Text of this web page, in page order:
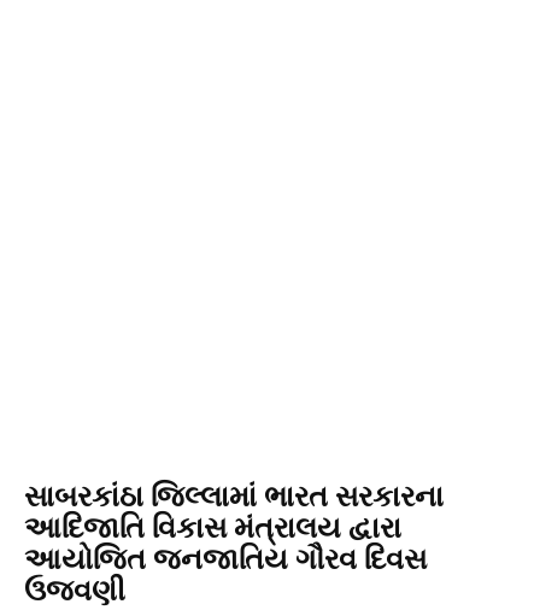
સાબરકાંઠા જિલ્લામાં ભારત સરકારના
આદિજાતિ વિકાસ મંત્રાલય દ્વારા
આયોજિત જનજાતિય ગૌરવ દિવસ
ઉજવણી